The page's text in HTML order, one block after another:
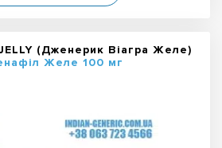
(Дженерик Віагра Желе)
Желе 100 мг